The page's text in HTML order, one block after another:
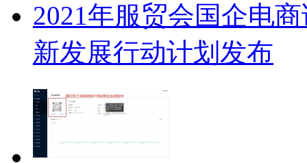
2021年服贸会国企电
新发展行动计划发布